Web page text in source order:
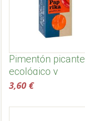
Pimentón picante
ecológico y
biodinámico -
3,60 €